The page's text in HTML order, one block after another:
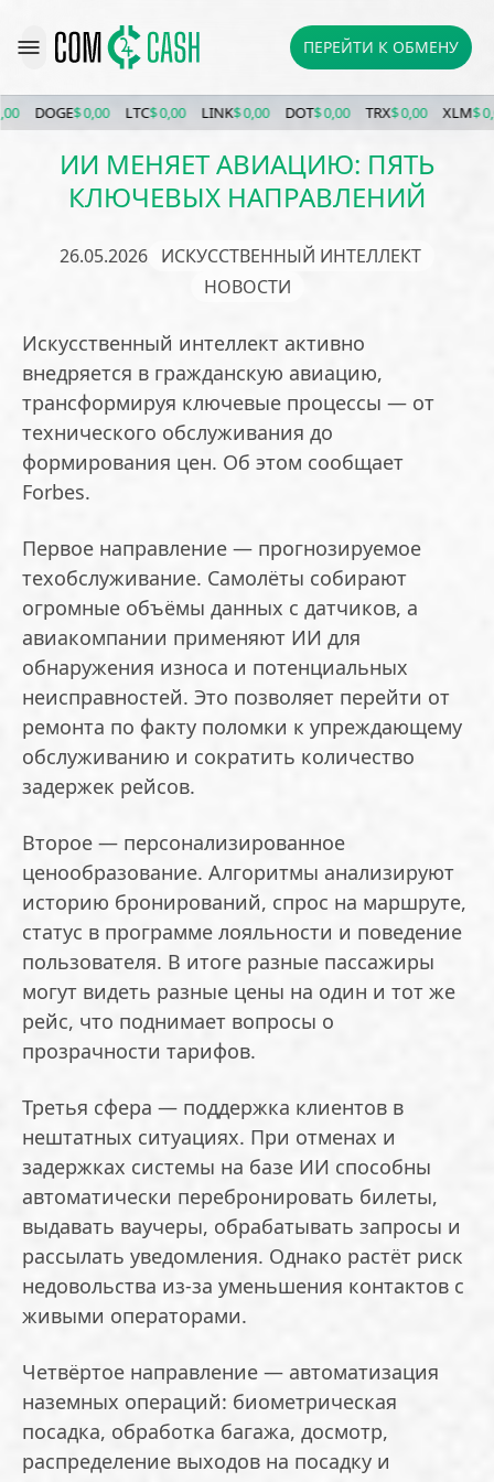
ПЕРЕЙТИ К ОБМЕНУ
DOGE$ 0,00 LTC $ 0,00 LINK$ 0,00 DOT $ 0,00 TRX $ 0,00 XLM $ 0,00
ИИ МЕНЯЕТ АВИАЦИЮ: ПЯТЬ
КЛЮЧЕВЫХ НАПРАВЛЕНИЙ
26.05.2026 ИСКУССТВЕННЫЙ ИНТЕЛЛЕКТ
НОВОСТИ
Искусственный интеллект активно
внедряется в гражданскую авиацию,
трансформируя ключевые процессы — от
технического обслуживания до
формирования цен. Об этом сообщает
Forbes.
Первое направление — прогнозируемое
техобслуживание. Самолёты собирают
огромные объёмы данных с датчиков, а
авиакомпании применяют ИИ для
обнаружения износа и потенциальных
неисправностей. Это позволяет перейти от
ремонта по факту поломки к упреждающему
обслуживанию и сократить количество
задержек рейсов.
Второе — персонализированное
ценообразование. Алгоритмы анализируют
историю бронирований, спрос на маршруте,
статус в программе лояльности и поведение
пользователя. В итоге разные пассажиры
могут видеть разные цены на один и тот же
рейс, что поднимает вопросы о
прозрачности тарифов.
Третья сфера — поддержка клиентов в
нештатных ситуациях. При отменах и
задержках системы на базе ИИ способны
автоматически перебронировать билеты,
выдавать ваучеры, обрабатывать запросы и
рассылать уведомления. Однако растёт риск
недовольства из-за уменьшения контактов с
живыми операторами.
Четвёртое направление — автоматизация
наземных операций: биометрическая
посадка, обработка багажа, досмотр,
распределение выходов на посадку и